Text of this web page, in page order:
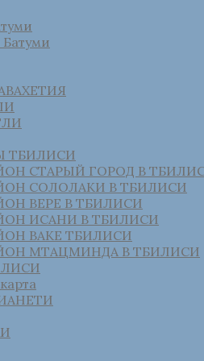
Батуми
ТБИЛИСИ
СТАРЫЙ ГОРОД В
СОЛОЛАКИ В ТБИЛИСИ
ВЕРЕ В ТБИЛИСИ
ИСАНИ В ТБИЛИСИ
ВАКЕ ТБИЛИСИ
МТАЦМИНДА В ТБИЛИСИ